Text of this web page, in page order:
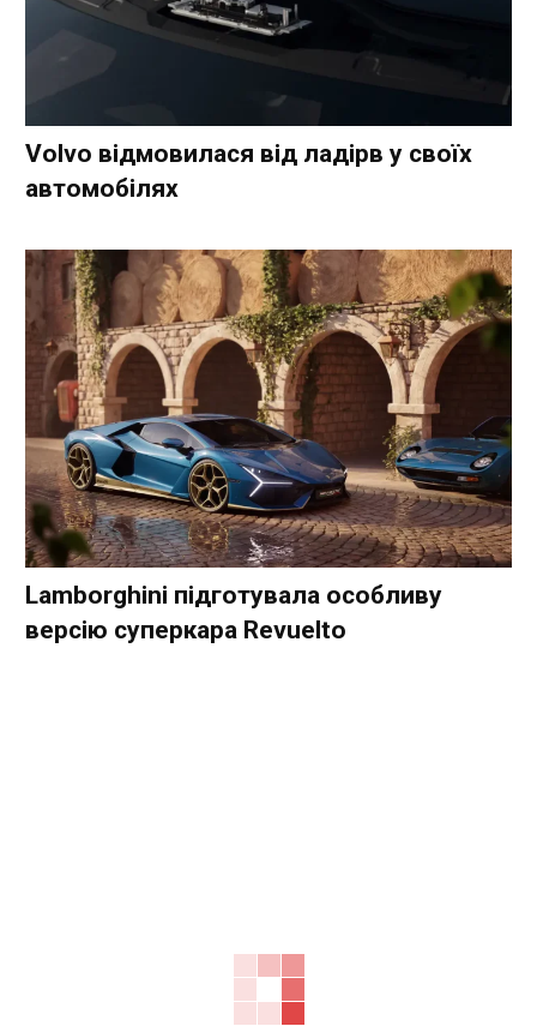
Volvo відмовилася від ладірв у своїх
автомобілях
Lamborghini підготувала особливу
версію суперкара Revuelto